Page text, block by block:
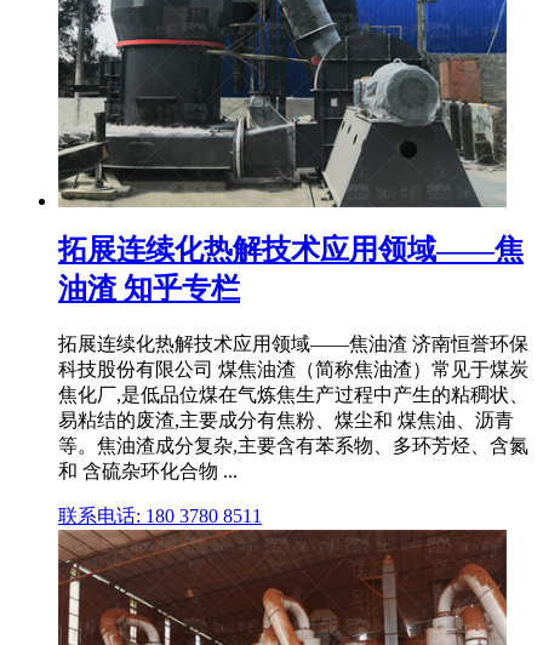
拓展连续化热解技术应用领域——焦
油渣 知乎专栏
拓展连续化热解技术应用领域——焦油渣 济南恒誉环保
科技股份有限公司 煤焦油渣（简称焦油渣）常见于煤炭
焦化厂,是低品位煤在气炼焦生产过程中产生的粘稠状、
易粘结的废渣,主要成分有焦粉、煤尘和 煤焦油、沥青
等。焦油渣成分复杂,主要含有苯系物、多环芳烃、含氮
和 含硫杂环化合物 ...
联系电话: 180 3780 8511